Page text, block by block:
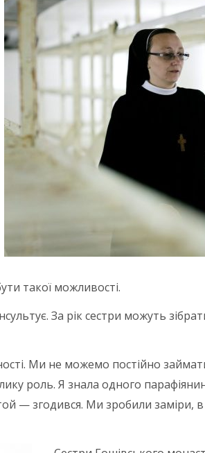
такої можливості.
За рік сестри можуть
Ми не можемо постійно
роль. Я знала одного
— згодився. Ми зробили заміри,